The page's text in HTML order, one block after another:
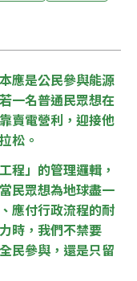
應是公民參與能源
一名普通民眾想在
賣電營利，迎接他
松。
程」的管理邏輯，
民眾想為地球盡一
應付行政流程的耐
時，我們不禁要
民參與，還是只留